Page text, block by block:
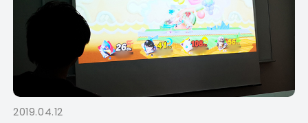
2019.04.12